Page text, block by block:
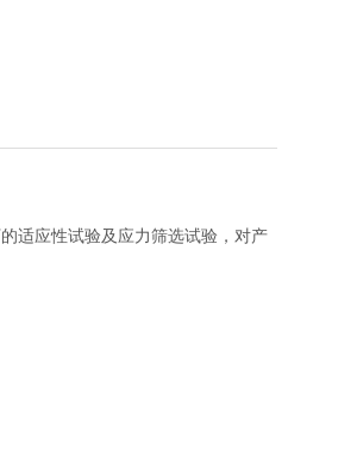
适应性试验及应力筛选试验，对产